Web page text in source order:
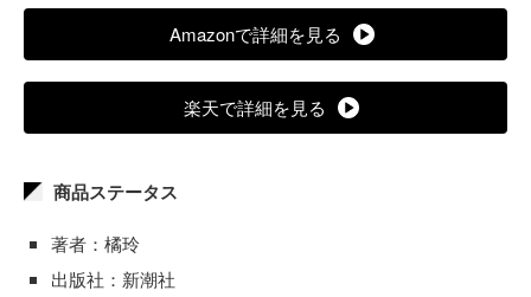
Amazonで詳細を見る
楽天で詳細を見る
商品ステータス
著者：橘玲
出版社：新潮社